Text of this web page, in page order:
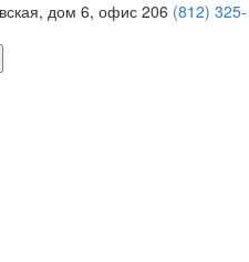
дом 6, офис 206 (812) 325-